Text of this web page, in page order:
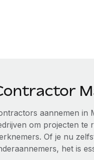
aannemen in
om projecten te
Of je nu
het is